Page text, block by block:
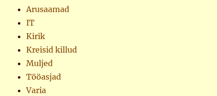
Arusaamad
IT
Kirik
Kreisid killud
Muljed
Tööasjad
Varia